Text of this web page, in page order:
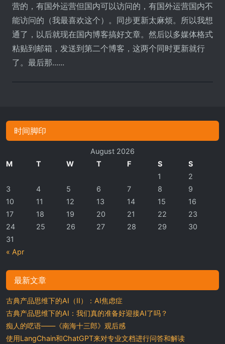
营的，有国外运营但国内可以访问的，有国外运营国内不
能访问的（我最喜欢这个）。同步更新太麻烦。所以我想
通了，以后就现在国内博客搞好文章。然后以多媒体格式
粘贴到邮箱，发送到第二个博客，这两个同时更新就行
了。最后那......
时间脚印
August 2026
M
T W T F S S
« Apr
1
2
3
4 5 6 7 8
9
10
11 12 13 14 15
16
17
18 19 20 21 22
23
24
25 26 27 28 29
30
31
最新文章
古典产品思维下的AI（II）：AI焦虑症
古典产品思维下的AI：我们真的准备好迎接AI了吗？
痴人的呓语——《南海十三郎》观后感
使用LangChain和ChatGPT来对专业文档进行问答和解读